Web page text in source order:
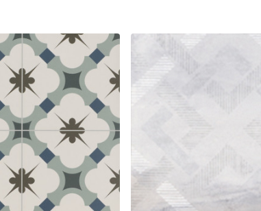
[뉴코인] 라운드(●) 수전핸들을 편하게 컨트롤할 수 있다고??
[뉴코인청소건] 허리 굽히지 마세요! 변기 뒤로 숨기지도 마세요!
[뉴코인슬라이드바] 존재감을 확! 숨기는 350mm의 미니멀리즘
[모노플러스] 시공후에 알게되는 만족감! 프레임리스 휴지걸이
[신상품] 숨겨진 접합선 (Seamless) '피아또 수건걸이'
[신상품] 300mm 미니멀 스퀘어 '피아또 슬라이드바'
[뉴피오] '튀지 않고' 투명한 크리스탈 직수